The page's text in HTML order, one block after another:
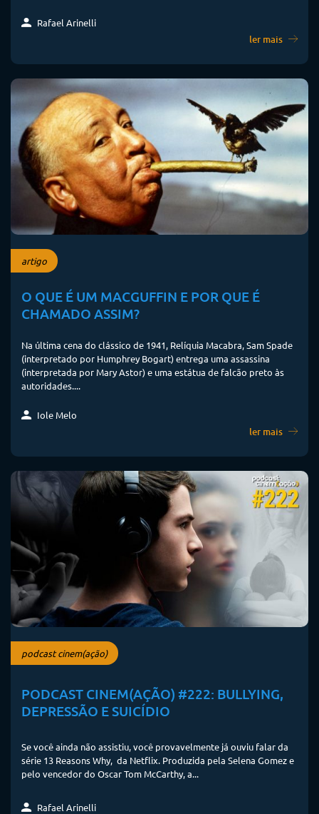
Rafael Arinelli
ler mais
artigo
O QUE É UM MACGUFFIN E POR QUE É
CHAMADO ASSIM?
Na última cena do clássico de 1941, Relíquia Macabra, Sam Spade
(interpretado por Humphrey Bogart) entrega uma assassina
(interpretada por Mary Astor) e uma estátua de falcão preto às
autoridades....
Iole Melo
ler mais
podcast cinem(ação)
PODCAST CINEM(AÇÃO) #222: BULLYING,
DEPRESSÃO E SUICÍDIO
Se você ainda não assistiu, você provavelmente já ouviu falar da
série 13 Reasons Why, da Netflix. Produzida pela Selena Gomez e
pelo vencedor do Oscar Tom McCarthy, a...
Rafael Arinelli